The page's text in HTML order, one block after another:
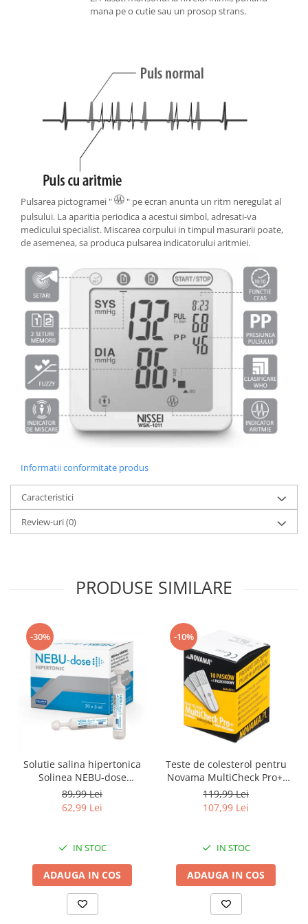
mana pe o cutie sau un prosop strans.
Pulsarea pictogramei "
" pe ecran anunta un ritm neregulat al
pulsului. La aparitia periodica a acestui simbol, adresati-va
medicului specialist. Miscarea corpului in timpul masurarii poate,
de asemenea, sa produca pulsarea indicatorului aritmiei.
Informatii conformitate produs
Caracteristici
Review-uri(0)
PRODUSE SIMILARE
-30%
Solutie salina hipertonica
Solinea NEBU-dose
concentratie 3%, 30
monodoze x 5 ml
89,99 Lei
62,99 Lei
IN STOC
ADAUGA IN COS
-10%
Teste de colesterol pentru
Novama MultiCheck Pro+,
BK-C2, 10 teste/ cutie
119,99 Lei
107,99 Lei
IN STOC
ADAUGA IN COS